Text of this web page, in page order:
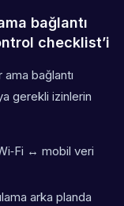
bağlantı
checklist’i
bağlantı
gerekli izinlerin
↔ mobil veri
arka planda